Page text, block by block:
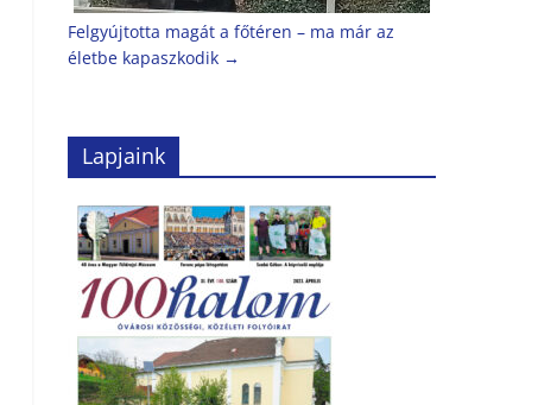
Felgyújtotta magát a főtéren – ma már az
életbe kapaszkodik →
Lapjaink